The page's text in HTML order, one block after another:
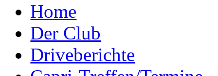
Home
Der Club
Driveberichte